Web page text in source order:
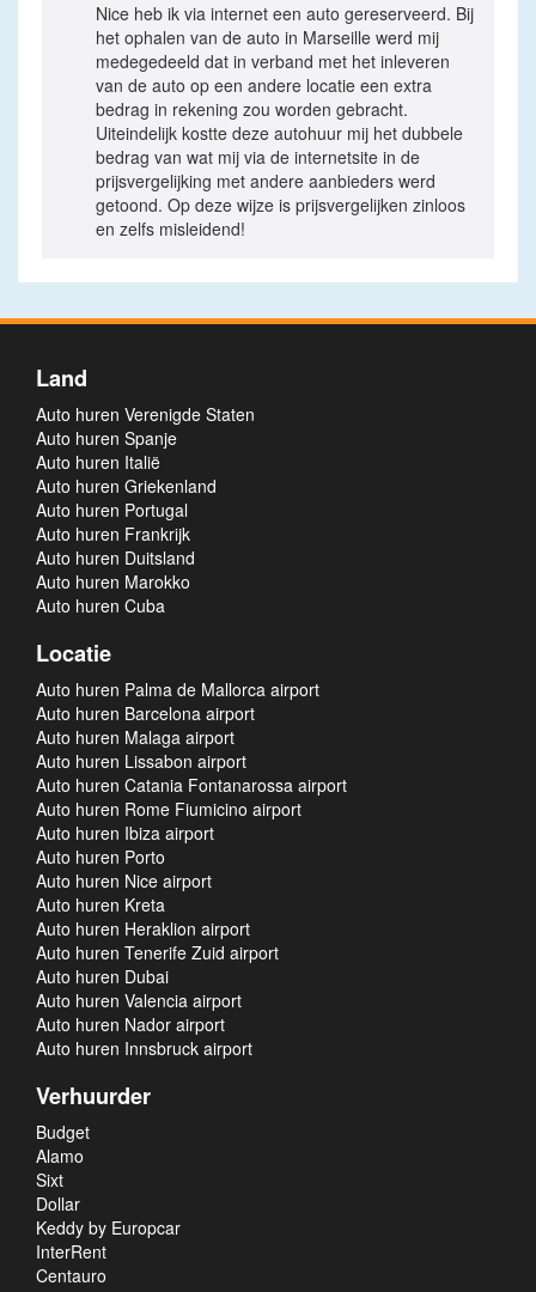
Nice heb ik via internet een auto gereserveerd. Bij
het ophalen van de auto in Marseille werd mij
medegedeeld dat in verband met het inleveren
van de auto op een andere locatie een extra
bedrag in rekening zou worden gebracht.
Uiteindelijk kostte deze autohuur mij het dubbele
bedrag van wat mij via de internetsite in de
prijsvergelijking met andere aanbieders werd
getoond. Op deze wijze is prijsvergelijken zinloos
en zelfs misleidend!
Land
Auto huren Verenigde Staten
Auto huren Spanje
Auto huren Italië
Auto huren Griekenland
Auto huren Portugal
Auto huren Frankrijk
Auto huren Duitsland
Auto huren Marokko
Auto huren Cuba
Locatie
Auto huren Palma de Mallorca airport
Auto huren Barcelona airport
Auto huren Malaga airport
Auto huren Lissabon airport
Auto huren Catania Fontanarossa airport
Auto huren Rome Fiumicino airport
Auto huren Ibiza airport
Auto huren Porto
Auto huren Nice airport
Auto huren Kreta
Auto huren Heraklion airport
Auto huren Tenerife Zuid airport
Auto huren Dubai
Auto huren Valencia airport
Auto huren Nador airport
Auto huren Innsbruck airport
Verhuurder
Budget
Alamo
Sixt
Dollar
Keddy by Europcar
InterRent
Centauro